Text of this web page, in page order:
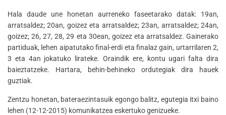
Hala daude une honetan aurreneko faseetarako datak: 19an,
arratsaldez; 20an, goizez eta arratsaldez; 23an, arratsaldez; 24an,
goizez; 26, 27, 28, 29 eta 30ean, goizez eta arratsaldez. Gainerako
partiduak, lehen aipatutako final-erdi eta finalaz gain, urtarrilaren 2,
3 eta 4an jokatuko lirateke. Oraindik ere, kontu ugari falta dira
baieztatzeke. Hartara, behin-behineko ordutegiak dira hauek
guztiak.
Zentzu honetan, bateraezintasuik egongo balitz, egutegia itxi baino
lehen (12-12-2015) komunikatzea eskertuko genizueke.